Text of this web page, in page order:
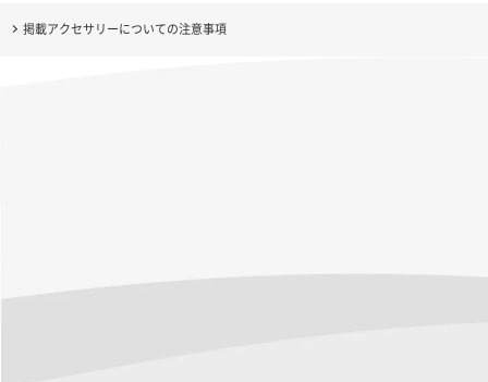
掲載アクセサリーについての注意事項